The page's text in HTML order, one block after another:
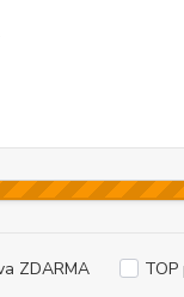
ZDARMA